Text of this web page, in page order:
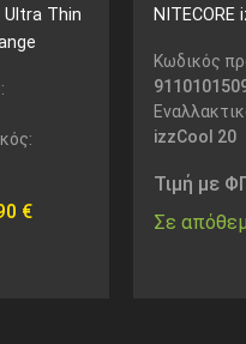
Ultra Thin
€
NITECORE
Κωδικός
izzCool 20
Τιμή με
Σε